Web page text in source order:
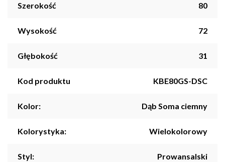
Szerokość 80
Wysokość 72
Głębokość 31
Kod produktu KBE80GS-DSC
Kolor: Dąb Soma ciemny
Kolorystyka: Wielokolorowy
Styl: Prowansalski